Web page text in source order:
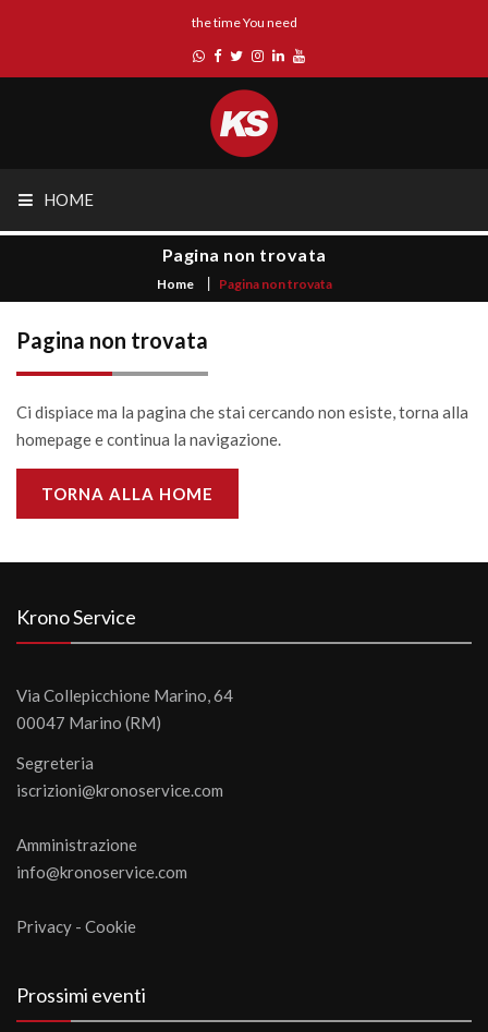
the time You need
HOME
Pagina non trovata
Home Pagina non trovata
Pagina non trovata
Ci dispiace ma la pagina che stai cercando non esiste, torna alla
homepage e continua la navigazione.
TORNA ALLA HOME
Krono Service
Via Collepicchione Marino, 64
00047 Marino (RM)
Segreteria
iscrizioni@kronoservice.com
Amministrazione
info@kronoservice.com
Privacy - Cookie
Prossimi eventi